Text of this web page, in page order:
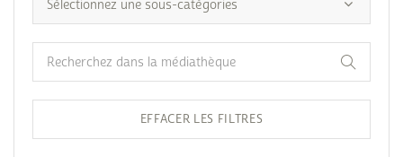
EFFACER LES FILTRES